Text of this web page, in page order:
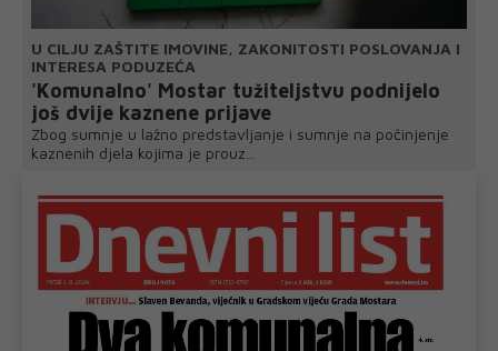
U CILJU ZAŠTITE IMOVINE, ZAKONITOSTI POSLOVANJA I
INTERESA PODUZEĆA
'Komunalno' Mostar tužiteljstvu podnijelo
još dvije kaznene prijave
Zbog sumnje u lažno predstavljanje i sumnje na počinjenje
kaznenih djela kojima je prouz...